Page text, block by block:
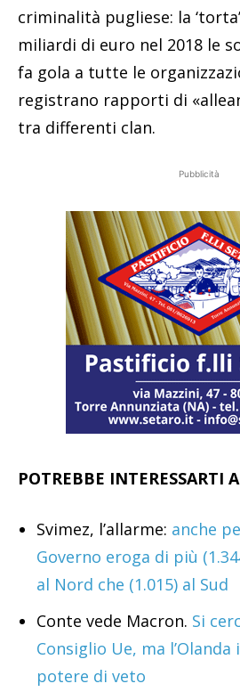
criminalità pugliese: la
miliardi di euro nel 2018 le
fa gola a tutte le
registrano rapporti di
tra differenti clan.
Pubblicità
POTREBBE INTERESSARTI
Svimez, l’allarme: anche
Governo eroga di più
al Nord che (1.015) al Sud
Conte vede Macron. Si
Consiglio Ue, ma
potere di veto